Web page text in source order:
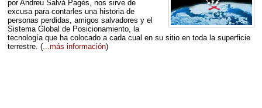
por Andreu Salvà Pagès, nos sirve de
excusa para contarles una historia de
personas perdidas, amigos salvadores y el
Sistema Global de Posicionamiento, la
tecnología que ha colocado a cada cual en su sitio en toda la superficie
terrestre. (...más información)